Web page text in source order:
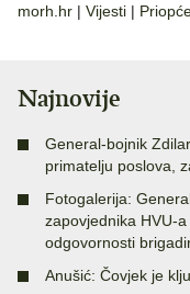
morh.hr | Vijesti |
Najnovije
General-bojnik
primatelju poslova,
Fotogalerija:
zapovjednika HVU-
odgovornosti
Anušić: Čovjek je